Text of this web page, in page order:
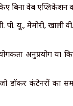
बिना वेब एप्लिकेशन
यू., मेमोरी, खाली
अनुप्रयोग या
डॉकर कंटेनरों का